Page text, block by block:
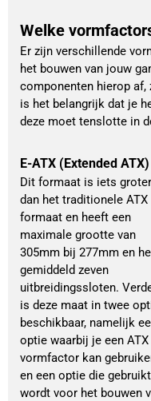
Welke
Er zijn verschillende
het bouwen van jouw
componenten hierop
is het belangrijk dat je
deze moet tenslotte in
E-ATX (Extended ATX)
Dit formaat is iets groter
dan het traditionele ATX
formaat en heeft een
maximale grootte van
305mm bij 277mm en
gemiddeld zeven
uitbreidingssloten.
is deze maat in twee
beschikbaar, namelijk
optie waarbij je een ATX
vormfactor kan
en een optie die gebruikt
wordt voor het bouwen